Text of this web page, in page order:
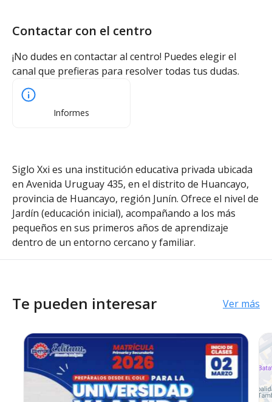
Contactar con el centro
¡No dudes en contactar al centro! Puedes elegir el
canal que prefieras para resolver todas tus dudas.
Informes
Siglo Xxi es una institución educativa privada ubicada
en Avenida Uruguay 435, en el distrito de Huancayo,
provincia de Huancayo, región Junín. Ofrece el nivel de
Jardín (educación inicial), acompañando a los más
pequeños en sus primeros años de aprendizaje
dentro de un entorno cercano y familiar.
Te pueden interesar Ver más